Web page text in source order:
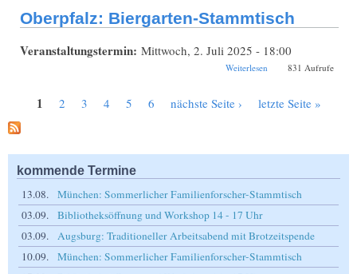
Oberpfalz: Biergarten-Stammtisch
Veranstaltungstermin: Mittwoch, 2. Juli 2025 - 18:00
Weiterlesen über Oberpfalz:
831 Aufrufe
Seiten
1 2 3 4 5 6 nächste Seite › letzte Seite »
kommende Termine
13.08.
München: Sommerlicher Familienforscher-Stammtisch
03.09.
Bibliotheksöffnung und Workshop 14 - 17 Uhr
03.09.
Augsburg: Traditioneller Arbeitsabend mit Brotzeitspende
10.09.
München: Sommerlicher Familienforscher-Stammtisch